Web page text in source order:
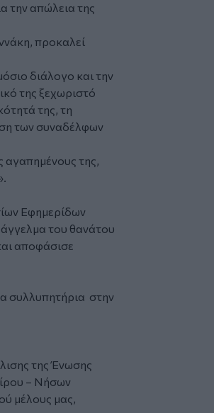
την απώλεια της
προκαλεί
διάλογο και την
της ξεχωριστό
της, τη
των συναδέλφων
αγαπημένους της,
Εφημερίδων
του θανάτου
αποφάσισε
συλλυπητήρια στην
της Ένωσης
– Νήσων
μέλους μας,